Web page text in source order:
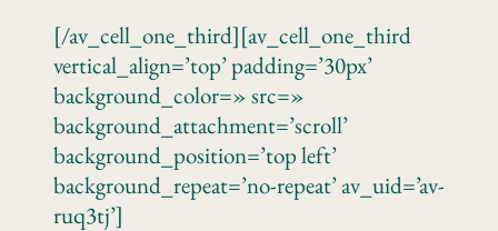
[/av_cell_one_third][av_cell_one_third
vertical_align=’top’ padding=’30px’
background_color=» src=»
background_attachment=’scroll’
background_position=’top left’
background_repeat=’no-repeat’ av_uid=’av-
ruq3tj’]